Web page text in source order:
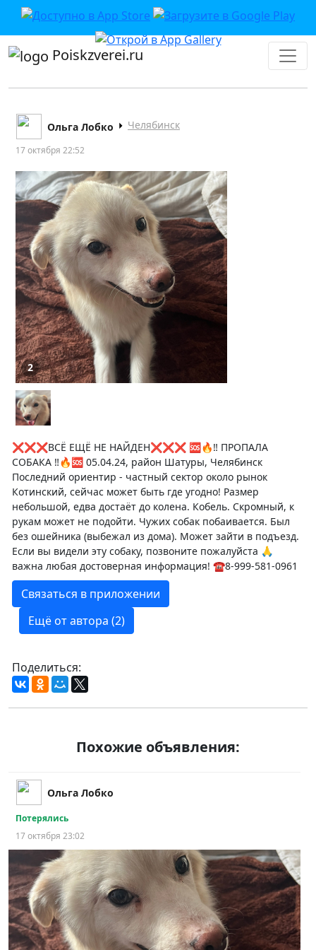
Poiskzverei.ru
Ольга Лобко Челябинск
17 октября 22:52
2
❌❌❌ВСЁ ЕЩЁ НЕ НАЙДЕН❌❌❌ 🆘🔥‼ ПРОПАЛА
СОБАКА ‼🔥🆘 05.04.24, район Шатуры, Челябинск
Последний ориентир - частный сектор около рынок
Котинский, сейчас может быть где угодно! Размер
небольшой, едва достаёт до колена. Кобель. Скромный, к
рукам может не подойти. Чужих собак побаивается. Был
без ошейника (выбежал из дома). Может зайти в подъезд.
Если вы видели эту собаку, позвоните пожалуйста 🙏
важна любая достоверная информация! ☎8-999-581-0961
Связаться в приложении
Ещё от автора (2)
Поделиться:
Похожие объявления:
Ольга Лобко
Потерялись
17 октября 23:02